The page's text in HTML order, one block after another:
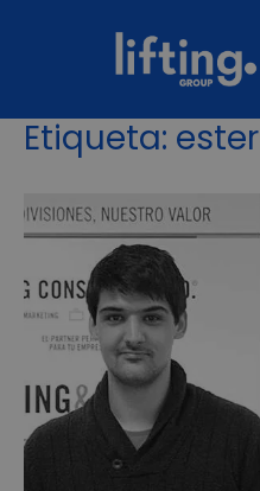
Etiqueta: ester